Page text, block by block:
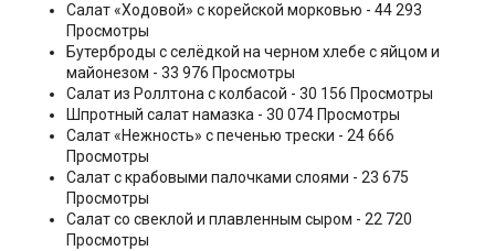
Салат «Ходовой» с корейской морковью - 44 293
Просмотры
Бутерброды с селёдкой на черном хлебе с яйцом и
майонезом - 33 976 Просмотры
Салат из Роллтона с колбасой - 30 156 Просмотры
Шпротный салат намазка - 30 074 Просмотры
Салат «Нежность» с печенью трески - 24 666
Просмотры
Салат с крабовыми палочками слоями - 23 675
Просмотры
Салат со свеклой и плавленным сыром - 22 720
Просмотры